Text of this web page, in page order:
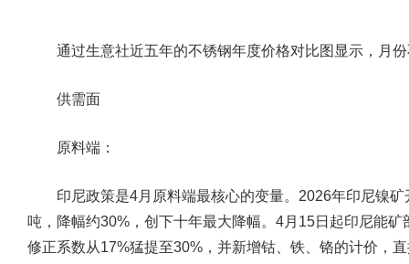
通过生意社近五年的不锈钢年度价格对比图显示，月份
供需面
原料端：
印尼政策是4月原料端最核心的变量。2026年印尼镍矿
吨，降幅约30%，创下十年最大降幅。4月15日起印尼能
修正系数从17%猛提至30%，并新增钴、铁、铬的计价，